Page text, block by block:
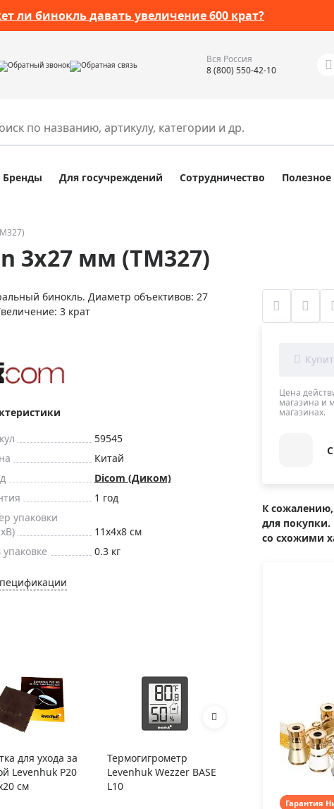
ли бинокль давать увеличение 600 крат?
Обратный звонок Обратная связь
Вся Россия
8 (800) 550-42-10
труб
ночного
специальным
образцов
Разное
Наборы исследователя Bresser Junior
Глобусы
Фонари
Элементы питания, карты памяти
Экшн-камеры
Фотооборудование
Бренды Для госучреждений Сотрудничество Полезное
3x27 мм (TM327)
бинокль. Диаметр объективов: 27
3 крат
59545
Китай
Dicom (Диком)
1 год
упаковки
11x4x8 см
упаковке
0.3 кг
для ухода за
Levenhuk P20
см
Термогигрометр
Levenhuk Wezzer BASE
L10
Термогигрометр
Levenhuk Wezzer
Цена
магазина и
магазинах.
К сожалению,
для
со схожими
Гарантия